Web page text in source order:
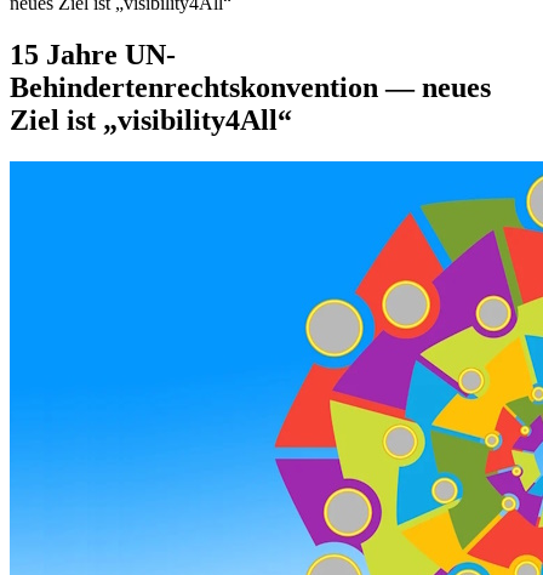
15 Jahre UN-
Behindertenrechtskonvention — neues
Ziel ist „visibility4All“